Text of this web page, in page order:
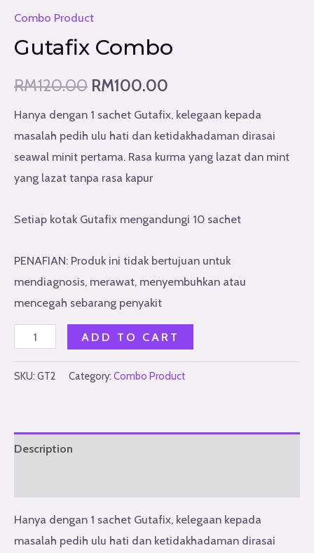
Combo Product
Gutafix Combo
RM120.00 RM100.00
Hanya dengan 1 sachet Gutafix, kelegaan kepada
masalah pedih ulu hati dan ketidakhadaman dirasai
seawal minit pertama. Rasa kurma yang lazat dan mint
yang lazat tanpa rasa kapur
Setiap kotak Gutafix mengandungi 10 sachet
PENAFIAN: Produk ini tidak bertujuan untuk
mendiagnosis, merawat, menyembuhkan atau
mencegah sebarang penyakit
Gutafix
quantity
ADD TO CART
SKU: GT2 Category: Combo Product
Description
Hanya dengan 1 sachet Gutafix, kelegaan kepada
masalah pedih ulu hati dan ketidakhadaman dirasai